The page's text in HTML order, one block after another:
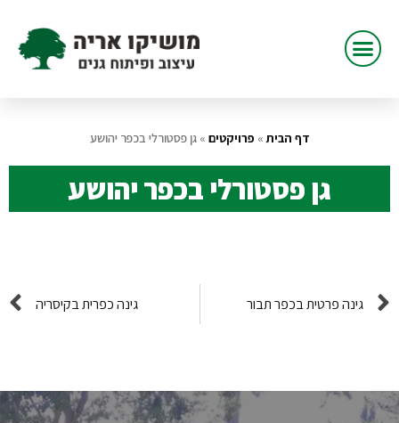
דף הבית» פרויקטים »גן פסטורלי בכפר יהושע
גן פסטורלי בכפר יהושע
גינה פרטית בכפר תבור גינה כפרית בקיסריה